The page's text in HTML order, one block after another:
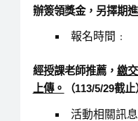
辦簽領獎金，另擇期
報名時間﹕
經授課老師推薦， 繳
上傳。
（113/5/29截止
活動相關訊